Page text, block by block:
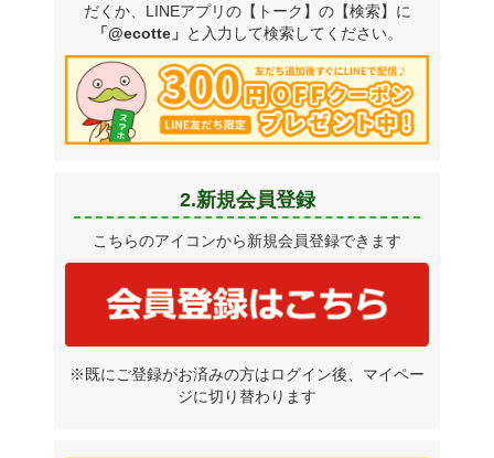
だくか、LINEアプリの【トーク】の【検索】に
「@ecotte」 と入力して検索してください。
2.新規会員登録
こちらのアイコンから新規会員登録できます
※既にご登録がお済みの方はログイン後、マイペー
ジに切り替わります